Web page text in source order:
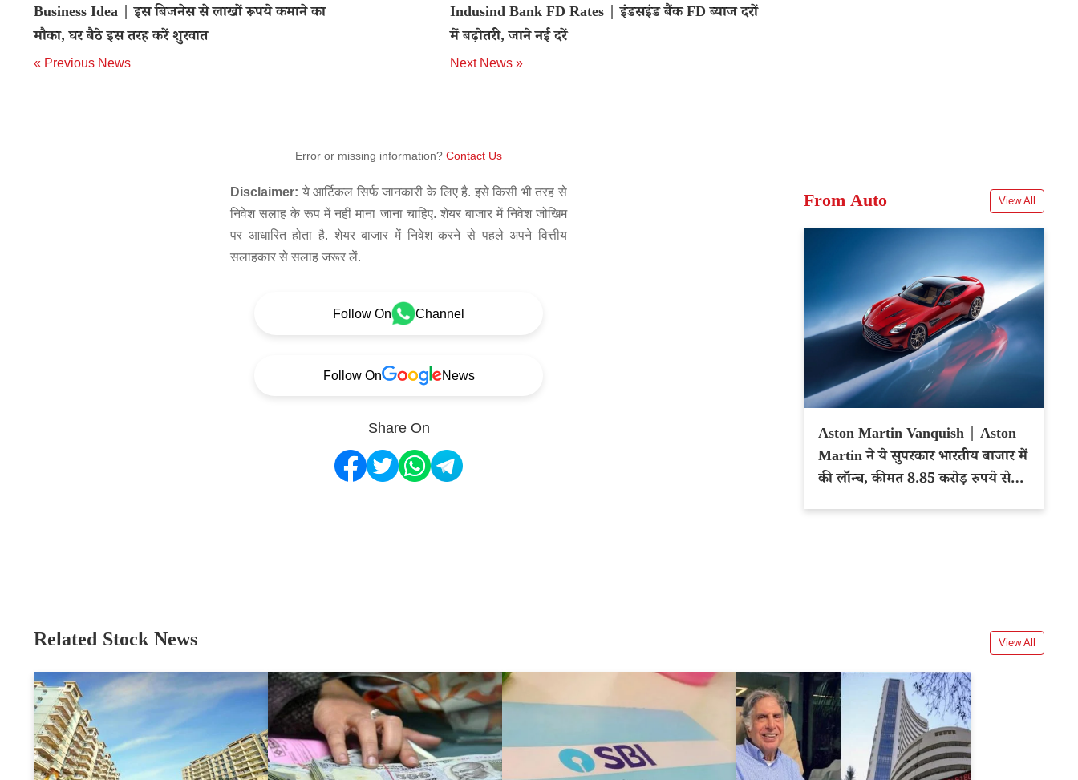
Business Idea | इस बिजनेस से लाखों रूपये कमाने का
मौका, घर बैठे इस तरह करें शुरवात
« Previous News
Indusind Bank FD Rates | इंडसइंड बैंक FD ब्याज दरों
में बढ़ोतरी, जाने नई दरें
Next News »
Error or missing information? Contact Us
Disclaimer: ये आर्टिकल सिर्फ जानकारी के लिए है. इसे किसी भी तरह से
निवेश सलाह के रूप में नहीं माना जाना चाहिए. शेयर बाजार में निवेश जोखिम
पर आधारित होता है. शेयर बाजार में निवेश करने से पहले अपने वित्तीय
सलाहकार से सलाह जरूर लें.
Follow On Channel
Follow On News
Share On
From Auto View All
Aston Martin Vanquish | Aston
Martin ने ये सुपरकार भारतीय बाजार में
की लॉन्च, कीमत 8.85 करोड़ रुपये से
Related Stock News View All